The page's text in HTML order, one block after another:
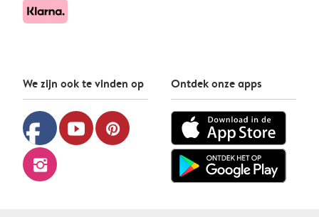
We zijn ook te vinden op
facebook youtube pinterest
instagram
Ontdek onze apps